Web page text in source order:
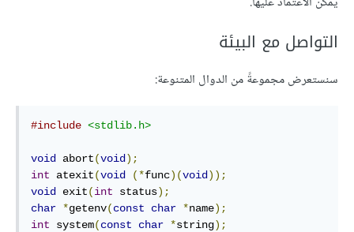
التواصل مع البيئة
سنستعرض مجموعةً من الدوال المتنوعة:
#include <stdlib.h>
void abort(void );
int atexit(void (*func)(void ));
void
exit(int status);
char *getenv(const char *name);
int system(const char *string);